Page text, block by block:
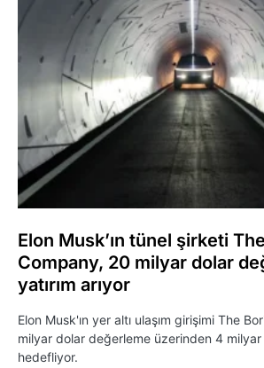
Elon Musk’ın tünel şirketi
Company, 20 milyar dolar
yatırım arıyor
Elon Musk'ın yer altı ulaşım girişimi The
milyar dolar değerleme üzerinden 4 milyar
hedefliyor.